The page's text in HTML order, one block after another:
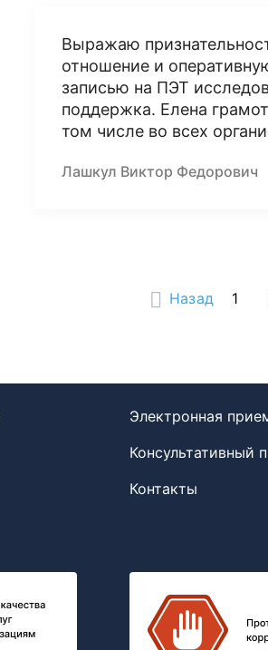
Выражаю
отношение и
записью на ПЭТ
поддержка. Елена
том числе во всех
Лашкул Виктор Федорович
Назад 1
Электронная
Консультативный
Контакты